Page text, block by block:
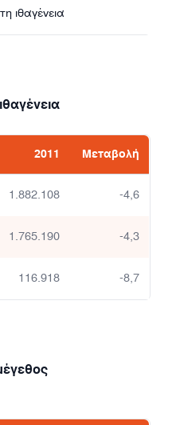
ιθαγένεια
2011 Μεταβολή
1.882.108 -4,6
1.765.190 -4,3
116.918 -8,7